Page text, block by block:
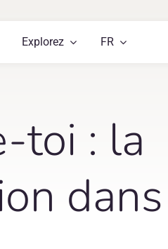
Explorez FR
toi : la
dans